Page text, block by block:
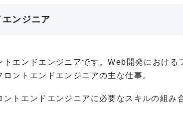
ンジニア
トエンドエンジニアです。Web開発におけ
ントエンドエンジニアの主な仕事。
ントエンドエンジニアに必要なスキルの組み